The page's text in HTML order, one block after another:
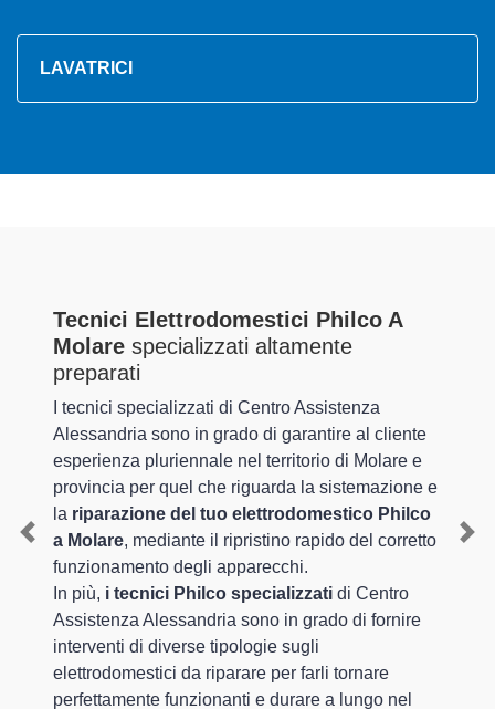
LAVATRICI
Tecnici Elettrodomestici Philco A
Molare specializzati altamente
preparati
I tecnici specializzati di Centro Assistenza
Alessandria sono in grado di garantire al cliente
esperienza pluriennale nel territorio di Molare e
provincia per quel che riguarda la sistemazione e
la riparazione del tuo elettrodomestico Philco
a Molare, mediante il ripristino rapido del corretto
funzionamento degli apparecchi.
In più, i tecnici Philco specializzati di Centro
Assistenza Alessandria sono in grado di fornire
interventi di diverse tipologie sugli
elettrodomestici da riparare per farli tornare
perfettamente funzionanti e durare a lungo nel
Previous